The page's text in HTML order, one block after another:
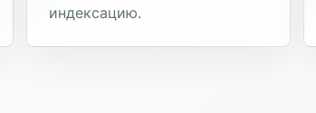
индексацию.